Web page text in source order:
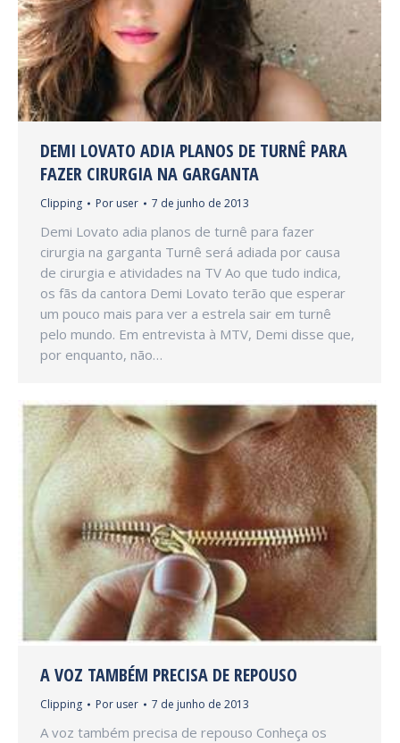
DEMI LOVATO ADIA PLANOS DE TURNÊ PARA
FAZER CIRURGIA NA GARGANTA
Clipping Por user 7 de junho de 2013
Demi Lovato adia planos de turnê para fazer
cirurgia na garganta Turnê será adiada por causa
de cirurgia e atividades na TV Ao que tudo indica,
os fãs da cantora Demi Lovato terão que esperar
um pouco mais para ver a estrela sair em turnê
pelo mundo. Em entrevista à MTV, Demi disse que,
por enquanto, não…
A VOZ TAMBÉM PRECISA DE REPOUSO
Clipping Por user 7 de junho de 2013
A voz também precisa de repouso Conheça os